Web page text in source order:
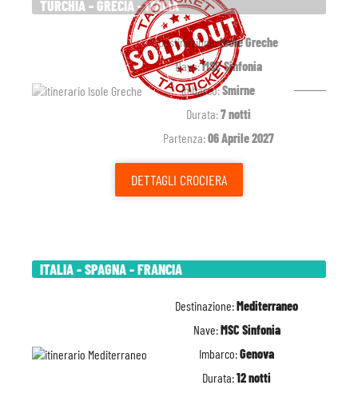
TURCHIA - GRECIA - ITALIA
Destinazione:Isole Greche
Nave:MSC Sinfonia
Imbarco:Smirne
Durata:7 notti
Partenza:06 Aprile 2027
DETTAGLI CROCIERA
ITALIA - SPAGNA - FRANCIA
Destinazione:Mediterraneo
Nave:MSC Sinfonia
Imbarco:Genova
Durata:12 notti